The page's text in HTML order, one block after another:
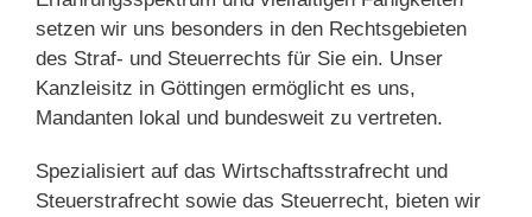
setzen wir uns besonders in den Rechtsgebieten
des Straf- und Steuerrechts für Sie ein. Unser
Kanzleisitz in Göttingen ermöglicht es uns,
Mandanten lokal und bundesweit zu vertreten.
Spezialisiert auf das Wirtschaftsstrafrecht und
Steuerstrafrecht sowie das Steuerrecht, bieten wir